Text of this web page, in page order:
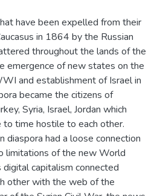
have been expelled from their
in 1864 by the Russian
throughout the lands of the
emergence of new states on the
and establishment of Israel in
became the citizens of
Syria, Israel, Jordan which
time hostile to each other.
diaspora had a loose connection
limitations of the new World
capitalism connected
other with the web of the